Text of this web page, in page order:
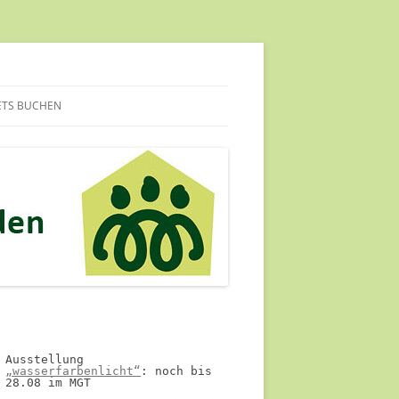
BUCHEN
„wasserfarbenlicht“ : noch bis
28.08 im MGT